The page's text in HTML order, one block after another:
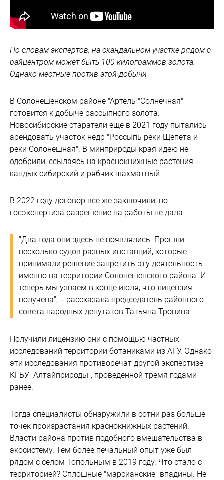
По словам экспертов, на скандальном участке рядом с
райцентром может быть 100 килограммов золота.
Однако местные против этой добычи
В Солонешенском районе "Артель "Солнечная"
готовится к добыче рассыпного золота.
Новосибирские старатели еще в 2021 году пытались
арендовать участок недр "Россыпь реки Щепета и
реки Солонешная". В минприроды края идею не
одобрили, ссылаясь на краснокнижные растения –
кандык сибирский и рябчик шахматный.
В 2022 году договор все же заключили, но
госэкспертиза разрешение на работы не дала.
"Два года они здесь не появлялись. Прошли
несколько судов разных инстанций, которые
принимали решение запретить эту деятельность
именно на территории Солонешенского района. И
теперь мы узнаем в конце июля, что лицензия
получена", – рассказала председатель районного
совета народных депутатов Татьяна Тропина.
Получили лицензию они с помощью частных
исследований территории ботаниками из АГУ. Однако
эти исследования противоречат другой экспертизе
КГБУ "Алтайприроды", проведенной тремя годами
ранее.
Тогда специалисты обнаружили в сотни раз больше
точек произрастания краснокнижных растений.
Власти района против подобного вмешательства в
экосистему. Тем более печальный опыт уже был
рядом с селом Топольным в 2019 году. Что стало с
территорией? Сплошные "марсианские" впадины. Не